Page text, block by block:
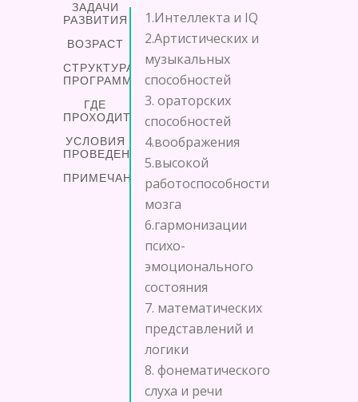
ЗАДАЧИ
РАЗВИТИЯ
ВОЗРАСТ
СТРУКТУРА
ПРОГРАММЫ
ГДЕ
ПРОХОДИТ
УСЛОВИЯ
ПРОВЕДЕНИЯ
ПРИМЕЧАНИЕ
1.Интеллекта и IQ
2.Артистических и
музыкальных
способностей
3. ораторских
способностей
4.воображения
5.высокой
работоспособности
мозга
6.гармонизации
психо-
эмоционального
состояния
7. математических
представлений и
логики
8. фонематического
слуха и речи